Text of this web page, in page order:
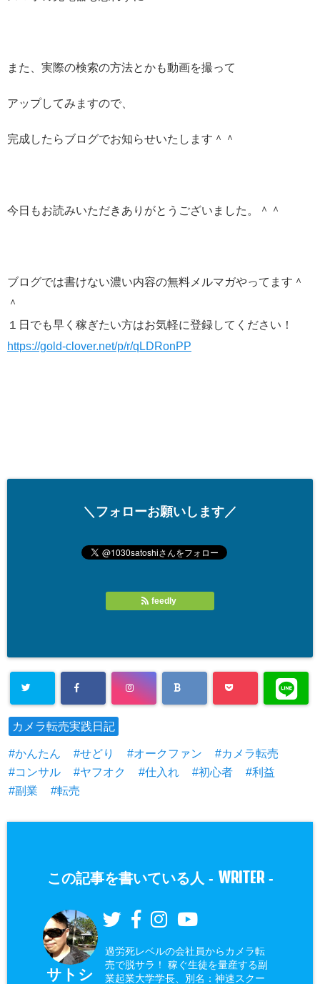
また、実際の検索の方法とかも動画を撮って
アップしてみますので、
完成したらブログでお知らせいたします＾＾
今日もお読みいただきありがとうございました。＾＾
ブログでは書けない濃い内容の無料メルマガやってます＾
＾
１日でも早く稼ぎたい方はお気軽に登録してください！
https://gold-clover.net/p/r/qLDRonPP
＼フォローお願いします／
feedly
カメラ転売実践日記
かんたん せどり オークファン
カメラ転売
コンサル
ヤフオク 仕入れ 初心者
利益
副業
転売
この記事を書いている人 - WRITER-
サトシ
過労死レベルの会社員からカメラ転
売で脱サラ！ 稼ぐ生徒を量産する副
業起業大学学長、別名：神速スクー